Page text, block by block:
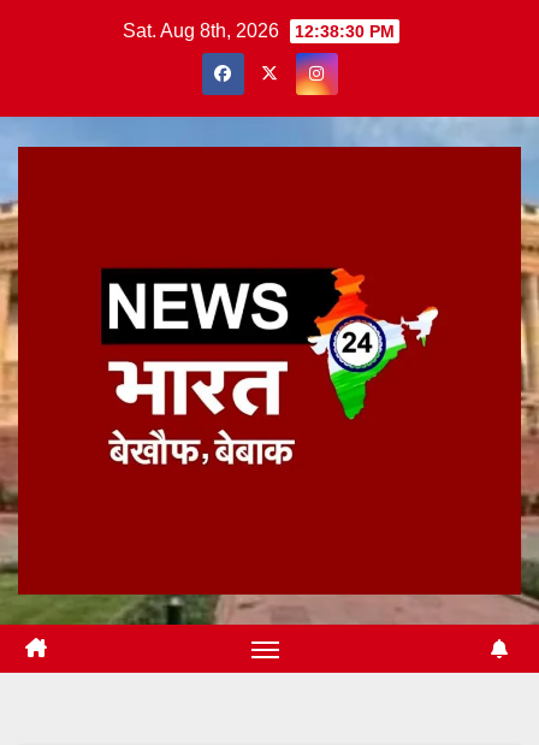
Sat. Aug 8th, 2026 12:38:31 PM